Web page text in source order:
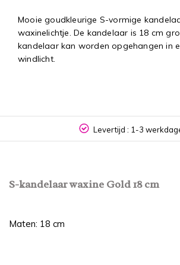
Mooie goudkleurige S-vormige
waxinelichtje. De kandelaar is 18 cm
kandelaar kan worden opgehangen in
windlicht.
Levertijd : 1-3
S-kandelaar waxine Gold 18 cm
Maten: 18 cm